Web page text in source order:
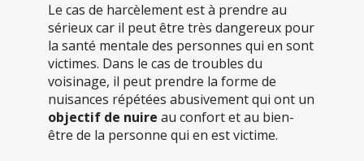
Le cas de harcèlement est à prendre au
sérieux car il peut être très dangereux pour
la santé mentale des personnes qui en sont
victimes. Dans le cas de troubles du
voisinage, il peut prendre la forme de
nuisances répétées abusivement qui ont un
objectif de nuire au confort et au bien-
être de la personne qui en est victime.